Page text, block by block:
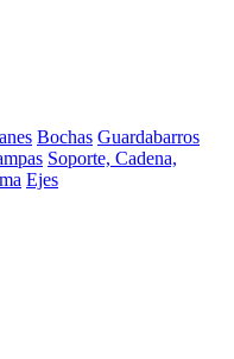
Bochas Guardabarros
Soporte, Cadena,
Ejes